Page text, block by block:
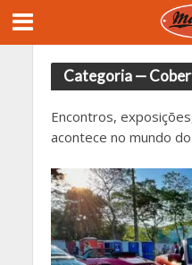
Categoria —
Encontros,
acontece no mundo